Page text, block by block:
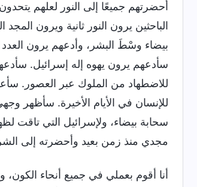
أحضرتهم جميعًا إلى النور لعلهم
الباحثين يرون النور ثانية ويرون
بيضاء وسْطَ البشر، وأدعهم يرون العدد
سأدعهم يرون يهوه إله إسرائيل.
للاضطهاد من الملوك عبر العصور.
للإنسان في الأيام الأخيرة. سأظهر
سحابة بيضاء، ولإسرائيل التي تاقت
مجدي منذ زمن بعيد وأحضرته إلى
أنا أقوم بعملي في جميع أنحاء